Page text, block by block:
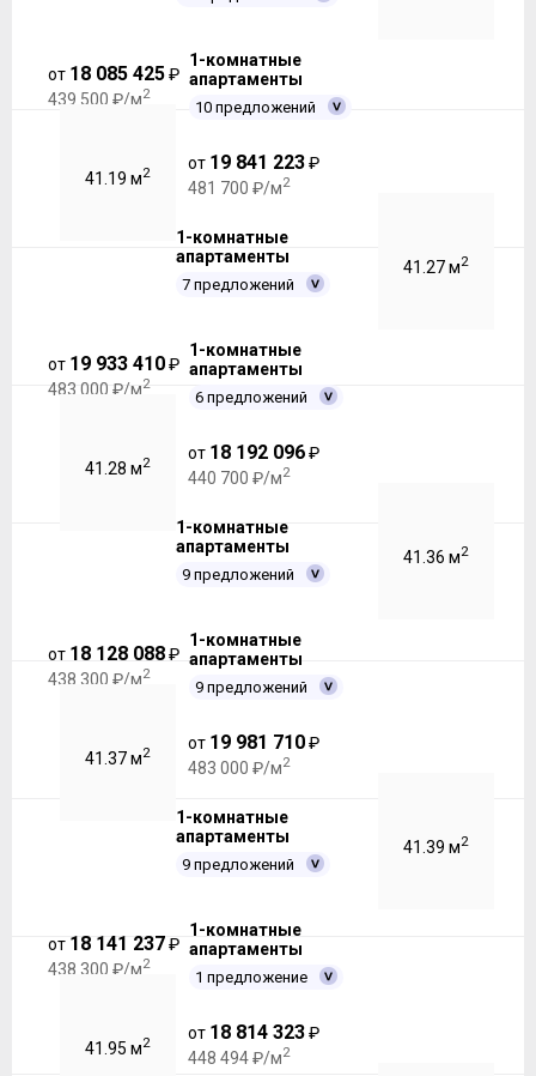
от 18 085 425₽
439 500 ₽/м2
1-комнатные
апартаменты
10 предложений
41.19 м2
от 19 841 223₽
481 700 ₽/м2
1-комнатные
апартаменты
7 предложений
41.27 м2
от 19 933 410₽
483 000 ₽/м2
1-комнатные
апартаменты
6 предложений
41.28 м2
от 18 192 096₽
440 700 ₽/м2
1-комнатные
апартаменты
9 предложений
41.36 м2
от 18 128 088₽
438 300 ₽/м2
1-комнатные
апартаменты
9 предложений
41.37 м2
от 19 981 710₽
483 000 ₽/м2
1-комнатные
апартаменты
9 предложений
41.39 м2
от 18 141 237₽
438 300 ₽/м2
1-комнатные
апартаменты
1 предложение
41.95 м2
от 18 814 323₽
448 494 ₽/м2